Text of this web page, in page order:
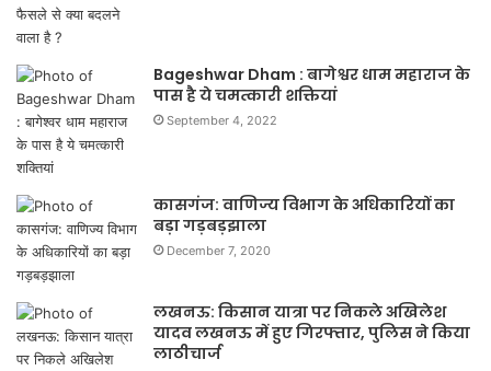
Bageshwar Dham : बागेश्वर धाम महाराज के
पास है ये चमत्कारी शक्तियां
September 4, 2022
कासगंज: वाणिज्य विभाग के अधिकारियों का
बड़ा गड़बड़झाला
December 7, 2020
लखनऊ: किसान यात्रा पर निकले अखिलेश
यादव लखनऊ में हुए गिरफ्तार, पुलिस ने किया
लाठीचार्ज